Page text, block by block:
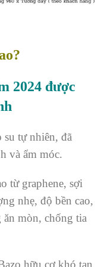
2024 được
tự nhiên, đã
và ẩm móc.
từ graphene, sợi
nhẹ, độ bền cao,
mòn, chống tia
hữu cơ khó tan